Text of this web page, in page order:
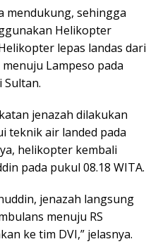
mendukung, sehingga
Helikopter
lepas landas dari
Lampeso pada
Sultan.
jenazah dilakukan
teknik air landed pada
helikopter kembali
pada pukul 08.18 WITA.
jenazah langsung
menuju RS
ke tim DVI,” jelasnya.